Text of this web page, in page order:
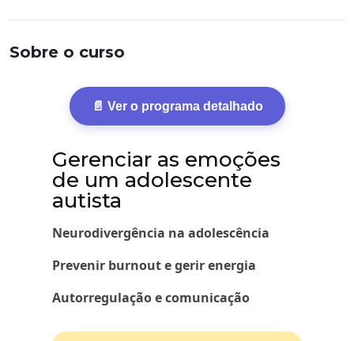
Sobre o curso
📄 Ver o programa detalhado
Gerenciar as emoções
de um adolescente
autista
Neurodivergência na adolescência
Prevenir burnout e gerir energia
Autorregulação e comunicação